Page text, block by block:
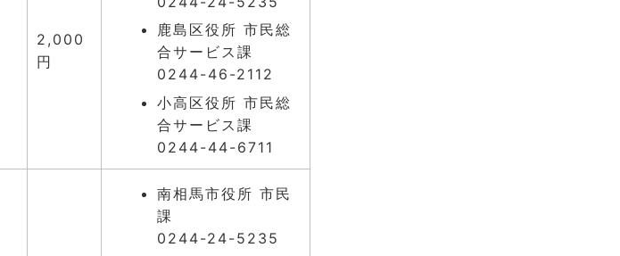
2,000
円
鹿島区役所 市民総
合サービス課
0244-46-2112
小高区役所 市民総
合サービス課
0244-44-6711
南相馬市役所 市民
課
0244-24-5235